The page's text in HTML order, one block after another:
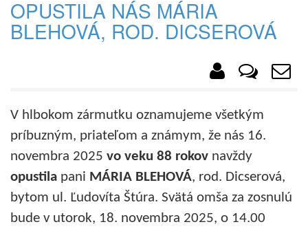
OPUSTILA NÁS MÁRIA
BLEHOVÁ, ROD. DICSEROVÁ
V hlbokom zármutku oznamujeme všetkým
príbuzným, priateľom a známym, že nás 16.
novembra 2025 vo veku 88 rokov navždy
opustila pani MÁRIA BLEHOVÁ, rod. Dicserová,
bytom ul. Ľudovíta Štúra. Svätá omša za zosnulú
bude v utorok, 18. novembra 2025, o 14.00